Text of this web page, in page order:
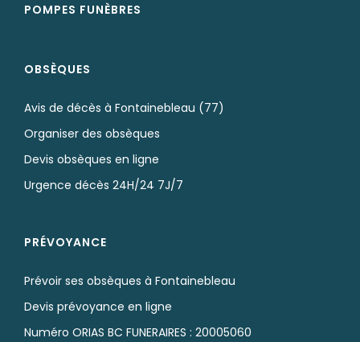
POMPES FUNÈBRES
OBSÈQUES
Avis de décès à Fontainebleau (77)
Organiser des obsèques
Devis obsèques en ligne
Urgence décès 24H/24 7J/7
PRÉVOYANCE
Prévoir ses obsèques à Fontainebleau
Devis prévoyance en ligne
Numéro ORIAS BC FUNERAIRES : 20005060